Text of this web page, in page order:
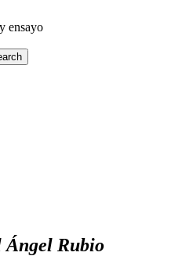
ensayo
Ángel Rubio